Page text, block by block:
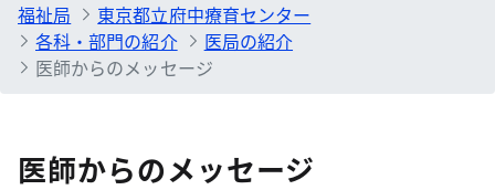
福祉局
東京都立府中療育センター
各科・部門の紹介
医局の紹介
医師からのメッセージ
医師からのメッセージ